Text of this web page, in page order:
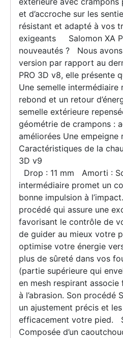
et d’accroche sur les
résistant et adapté à vos
exigeants Salomon XA
nouveautés ? Nous
version par rapport au
PRO 3D v8, elle présente
Une semelle
rebond et un retour
semelle extérieure
géométrie de crampons :
améliorées Une
Caractéristiques de la
3D v9
Drop : 11 mm Amorti :
intermédiaire promet un
bonne impulsion à
procédé qui assure une
favorisant le contrôle de
de guider au mieux votre
optimise votre énergie
plus de sûreté dans vos
(partie supérieure qui
en mesh respirant
à l’abrasion. Son procédé
un ajustement précis et
efficacement votre pied.
Composée d’un